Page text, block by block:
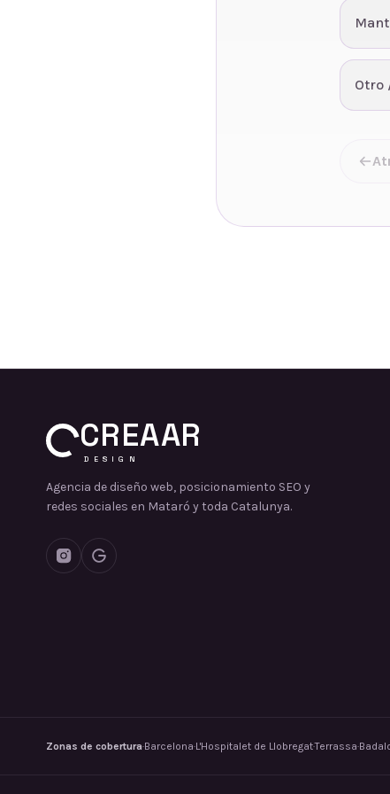
Otro
CREAAR
DESIGN
Agencia de diseño web, posicionamiento SEO y
redes sociales en Mataró y toda Catalunya.
Zonas de cobertura·Barcelona·L'Hospitalet de Llobregat·Terrassa·